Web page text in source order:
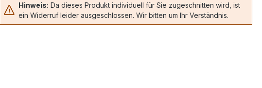
Hinweis: Da dieses Produkt individuell für Sie zugeschnitten wird, ist
ein Widerruf leider ausgeschlossen. Wir bitten um Ihr Verständnis.